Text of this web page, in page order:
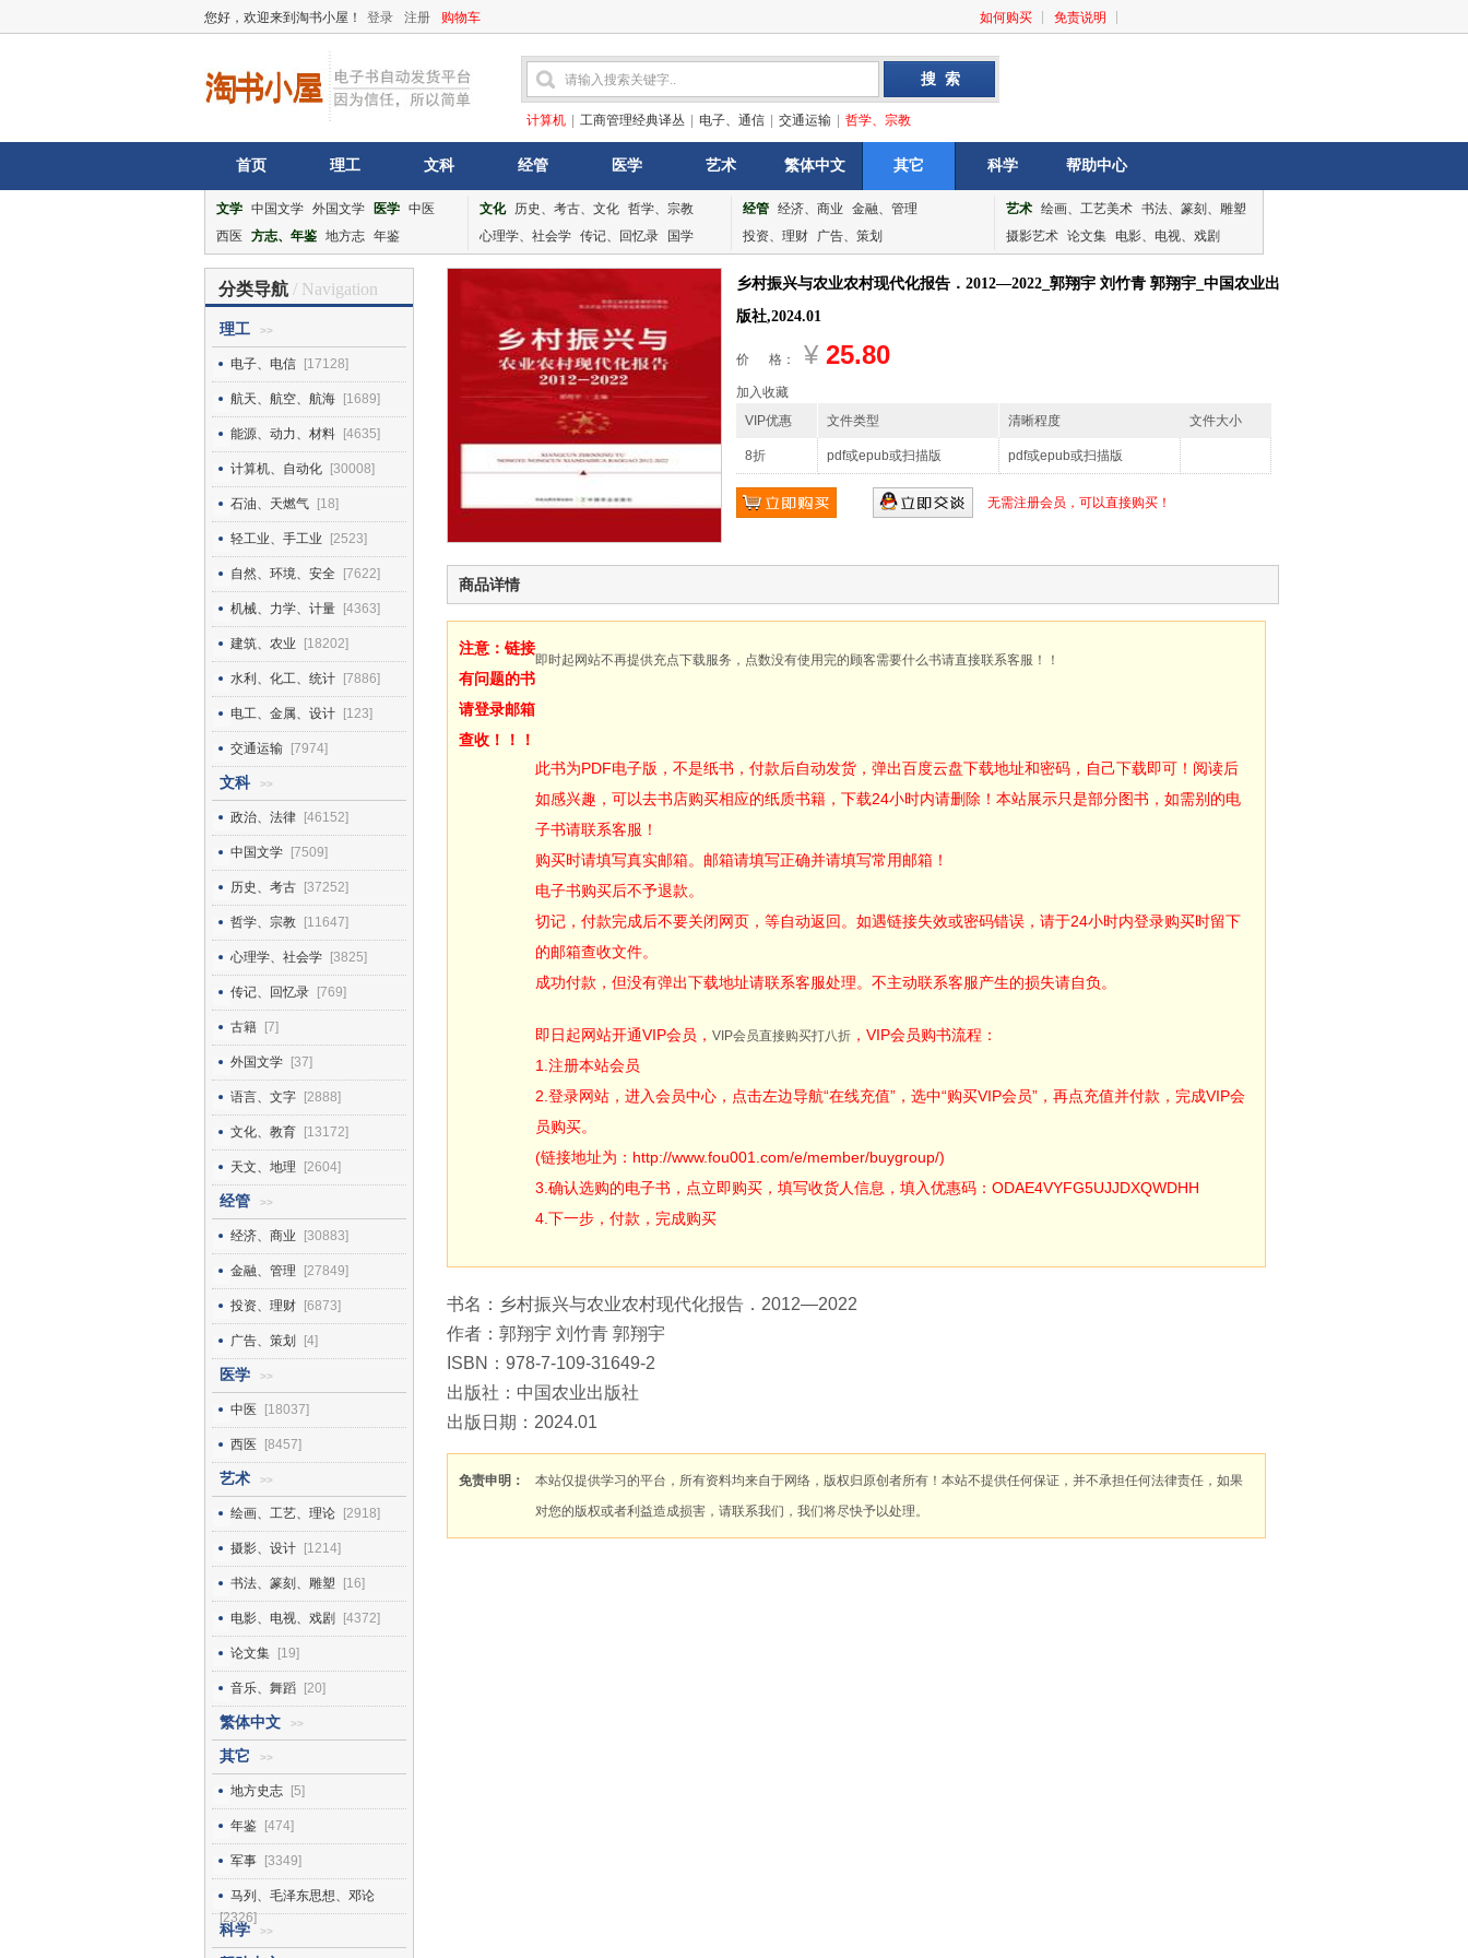
您好，欢迎来到淘书小屋！ 登录 注册 购物车 如何购买 免责说明
计算机 工商管理经典译丛 电子、通信 交通运输 哲学、宗教
首页 理工 文科 经管 医学 艺术 繁体中文 其它 科学 帮助中心
文学 中国文学 外国文学 医学 中医
西医
方志、年鉴 地方志 年鉴
文化 历史、考古、文化 哲学、宗教
心理学、社会学 传记、回忆录 国学
经管 经济、商业
金融、管理
投资、理财
广告、策划
艺术 绘画、工艺美术 书法、篆刻、雕塑
摄影艺术 论文集
电影、电视、戏剧
分类导航 / Navigation
理工 >>
电子、电信 [17128]
航天、航空、航海 [1689]
能源、动力、材料 [4635]
计算机、自动化 [30008]
石油、天燃气 [18]
轻工业、手工业 [2523]
自然、环境、安全 [7622]
机械、力学、计量 [4363]
建筑、农业 [18202]
水利、化工、统计 [7886]
电工、金属、设计 [123]
交通运输 [7974]
文科 >>
政治、法律 [46152]
中国文学 [7509]
历史、考古 [37252]
哲学、宗教 [11647]
心理学、社会学 [3825]
传记、回忆录 [769]
古籍 [7]
外国文学 [37]
语言、文字 [2888]
文化、教育 [13172]
天文、地理 [2604]
经管 >>
经济、商业 [30883]
金融、管理 [27849]
投资、理财 [6873]
广告、策划 [4]
医学 >>
中医 [18037]
西医 [8457]
艺术 >>
绘画、工艺、理论 [2918]
摄影、设计 [1214]
书法、篆刻、雕塑 [16]
电影、电视、戏剧 [4372]
论文集 [19]
音乐、舞蹈 [20]
繁体中文 >>
其它 >>
地方史志 [5]
年鉴 [474]
军事 [3349]
马列、毛泽东思想、邓论
[2326]
科学 >>
乡村振兴与农业农村现代化报告．2012—2022_郭翔宇 刘竹青 郭翔宇_中国农业出
版社,2024.01
价 格： ¥ 25.80
加入收藏
VIP优惠
文件类型 清晰程度 文件大小
8折 pdf或epub或扫描版 pdf或epub或扫描版
无需注册会员，可以直接购买！
商品详情
注意：链接
有问题的书
请登录邮箱
查收！！！
即时起网站不再提供充点下载服务，点数没有使用完的顾客需要什么书请直接联系客服！！
此书为PDF电子版，不是纸书，付款后自动发货，弹出百度云盘下载地址和密码，自己下载即可！阅读后
如感兴趣，可以去书店购买相应的纸质书籍，下载24小时内请删除！本站展示只是部分图书，如需别的电
子书请联系客服！
购买时请填写真实邮箱。邮箱请填写正确并请填写常用邮箱！
电子书购买后不予退款。
切记，付款完成后不要关闭网页，等自动返回。如遇链接失效或密码错误，请于24小时内登录购买时留下
的邮箱查收文件。
成功付款，但没有弹出下载地址请联系客服处理。不主动联系客服产生的损失请自负。
即日起网站开通VIP会员， VIP会员直接购买打八折 ，VIP会员购书流程：
1.注册本站会员
2.登录网站，进入会员中心，点击左边导航“在线充值”，选中“购买VIP会员”，再点充值并付款，完成VIP会
员购买。
(链接地址为：http://www.fou001.com/e/member/buygroup/)
3.确认选购的电子书，点立即购买，填写收货人信息，填入优惠码：ODAE4VYFG5UJJDXQWDHH
4.下一步，付款，完成购买
书名：乡村振兴与农业农村现代化报告．2012—2022
作者：郭翔宇 刘竹青 郭翔宇
ISBN：978-7-109-31649-2
出版社：中国农业出版社
出版日期：2024.01
免责申明：
本站仅提供学习的平台，所有资料均来自于网络，版权归原创者所有！本站不提供任何保证，并不承担任何法律责任，如果
对您的版权或者利益造成损害，请联系我们，我们将尽快予以处理。